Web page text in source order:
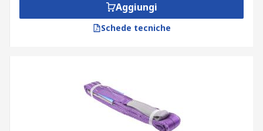
Aggiungi
Schede tecniche